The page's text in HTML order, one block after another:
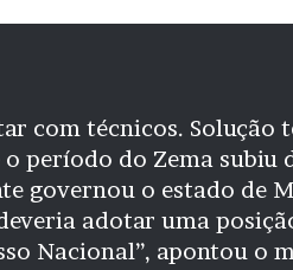
com técnicos. Solução
período do Zema subiu
governou o estado de
adotar uma
Nacional”, apontou o